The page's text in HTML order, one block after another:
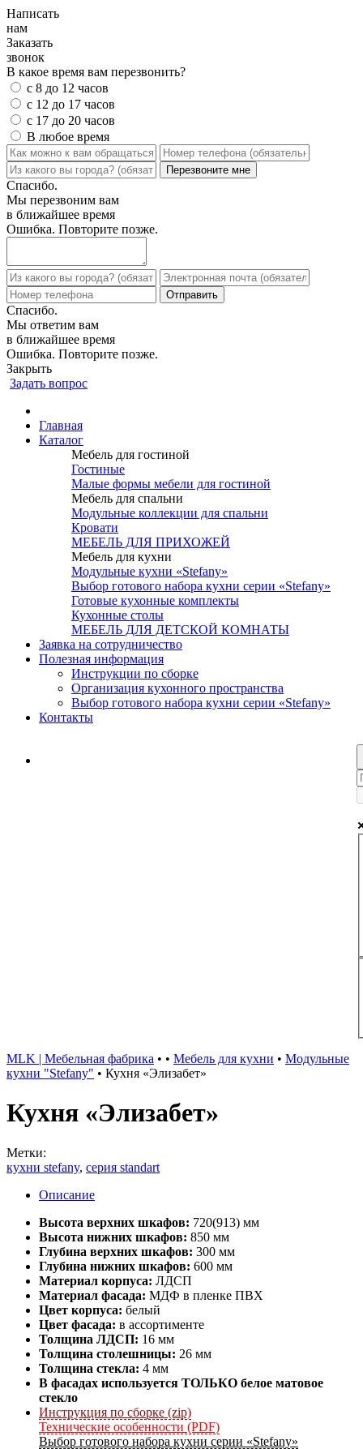
Написать
нам
Заказать
звонок
В какое время вам перезвонить?
с 8 до 12 часов
с 12 до 17 часов
с 17 до 20 часов
В любое время
Спасибо.
Мы перезвоним вам
в ближайшее время
Ошибка. Повторите позже.
Спасибо.
Мы ответим вам
в ближайшее время
Ошибка. Повторите позже.
Закрыть
Задать вопрос
Главная
Каталог
Мебель для гостиной
Гостиные
Малые формы мебели для гостиной
Мебель для спальни
Модульные коллекции для спальни
Кровати
МЕБЕЛЬ ДЛЯ ПРИХОЖЕЙ
Мебель для кухни
Модульные кухни «Stefany»
Выбор готового набора кухни серии «Stefany»
Готовые кухонные комплекты
Кухонные столы
МЕБЕЛЬ ДЛЯ ДЕТСКОЙ КОМНАТЫ
Заявка на сотрудничество
Полезная информация
Инструкции по сборке
Организация кухонного пространства
Выбор готового набора кухни серии «Stefany»
Контакты
MLK | Мебельная фабрика • • Мебель для кухни • Модульные
кухни "Stefany" • Кухня «Элизабет»
Кухня «Элизабет»
Метки:
кухни stefany, серия standart
Описание
Высота верхних шкафов: 720(913) мм
Высота нижних шкафов: 850 мм
Глубина верхних шкафов: 300 мм
Глубина нижних шкафов: 600 мм
Материал корпуса: ЛДСП
Материал фасада: МДФ в пленке ПВХ
Цвет корпуса: белый
Цвет фасада: в ассортименте
Толщина ЛДСП: 16 мм
Толщина столешницы: 26 мм
Толщина стекла: 4 мм
В фасадах используется ТОЛЬКО белое матовое
стекло
Инструкция по сборке (zip)
Технические особенности (PDF)
Выбор готового набора кухни серии «Stefany»